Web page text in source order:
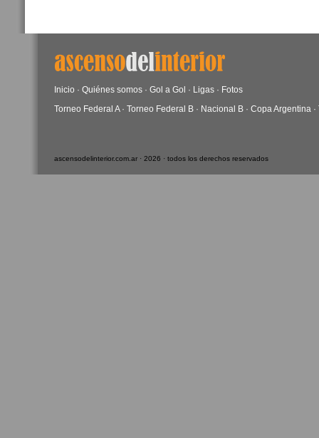
Inicio · Quiénes somos · Gol a Gol · Ligas · Fotos
Torneo Federal A· Torneo Federal B · Nacional B · Copa Argentina ·
ascensodelinterior.com.ar · 2026 · todos los derechos reservados